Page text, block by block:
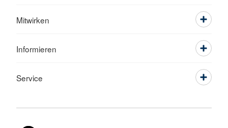
Mitwirken
Informieren
Service
Sprache wechseln zu